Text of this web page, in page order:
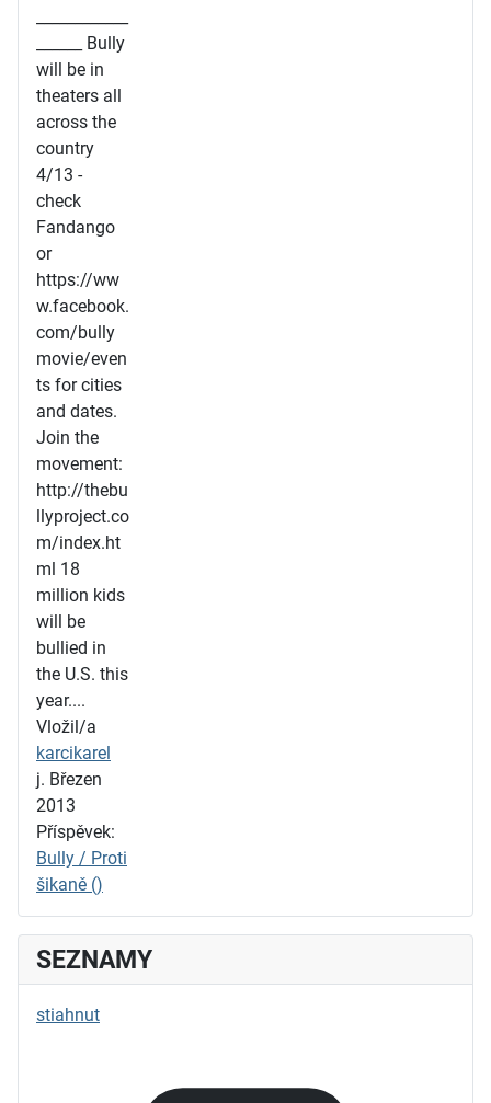
______ Bully
will be in
theaters all
across the
country
4/13 -
check
Fandango
or
https://ww
w.facebook.
com/bully
movie/even
ts for cities
and dates.
Join the
movement:
http://thebu
llyproject.co
m/index.ht
ml 18
million kids
will be
bullied in
the U.S. this
year....
Vložil/a
karcikarel
j. Březen
2013
Příspěvek:
Bully / Proti
šikaně ()
SEZNAMY
stiahnut